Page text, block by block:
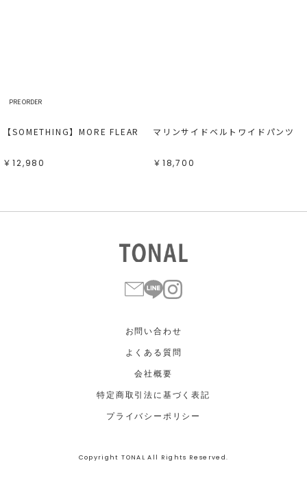
PRE ORDER
【SOMETHING】MORE FLEAR
￥12,980
マリンサイドベルトワイドパンツ
￥18,700
お問い合わせ
よくある質問
会社概要
特定商取引法に基づく表記
プライバシーポリシー
Copyright TONAL All Rights Reserved.